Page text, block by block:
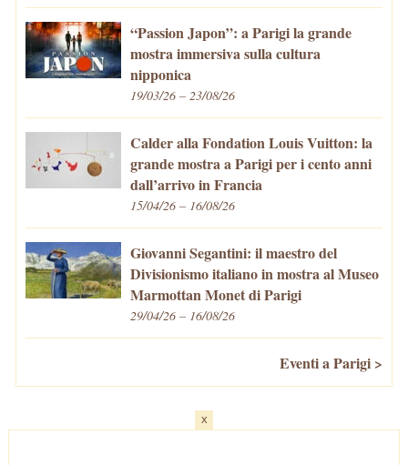
“Passion Japon”: a Parigi la grande
mostra immersiva sulla cultura
nipponica
19/03/26 – 23/08/26
Calder alla Fondation Louis Vuitton: la
grande mostra a Parigi per i cento anni
dall’arrivo in Francia
15/04/26 – 16/08/26
Giovanni Segantini: il maestro del
Divisionismo italiano in mostra al Museo
Marmottan Monet di Parigi
29/04/26 – 16/08/26
Eventi a Parigi >
x